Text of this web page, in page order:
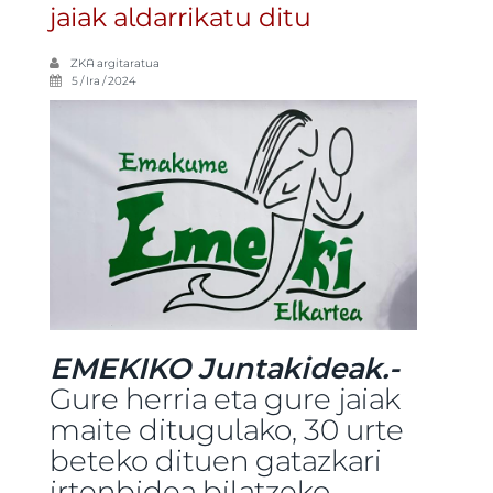
jaiak aldarrikatu ditu
ZKA argitaratua
5 / Ira / 2024
EMEKIKO Juntakideak.-
Gure herria eta gure jaiak
maite ditugulako, 30 urte
beteko dituen gatazkari